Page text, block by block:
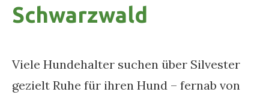
Schwarzwald
Viele Hundehalter suchen über Silvester
gezielt Ruhe für ihren Hund – fernab von